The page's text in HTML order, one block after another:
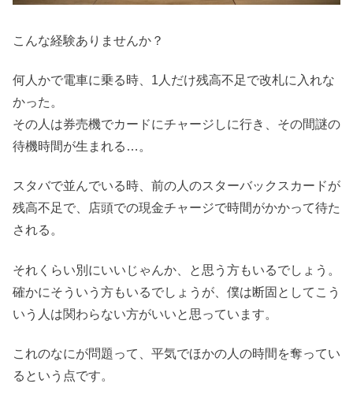
こんな経験ありませんか？
何人かで電車に乗る時、1人だけ残高不足で改札に入れな
かった。
その人は券売機でカードにチャージしに行き、その間謎の
待機時間が生まれる…。
スタバで並んでいる時、前の人のスターバックスカードが
残高不足で、店頭での現金チャージで時間がかかって待た
される。
それくらい別にいいじゃんか、と思う方もいるでしょう。
確かにそういう方もいるでしょうが、僕は断固としてこう
いう人は関わらない方がいいと思っています。
これのなにが問題って、平気でほかの人の時間を奪ってい
るという点です。